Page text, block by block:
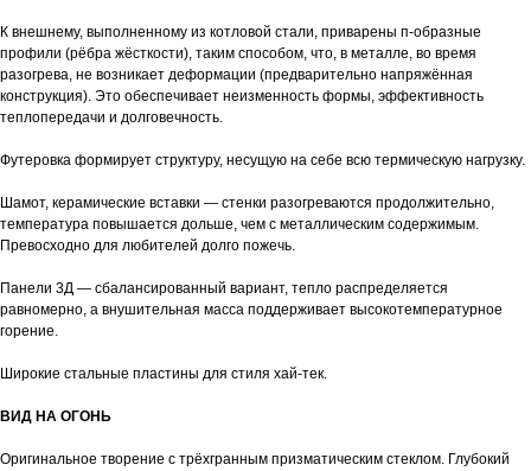
К внешнему, выполненному из котловой стали, приварены п-образные
профили (рёбра жёсткости), таким способом, что, в металле, во время
разогрева, не возникает деформации (предварительно напряжённая
конструкция). Это обеспечивает неизменность формы, эффективность
теплопередачи и долговечность.
Футеровка формирует структуру, несущую на себе всю термическую нагрузку.
Шамот, керамические вставки — стенки разогреваются продолжительно,
температура повышается дольше, чем с металлическим содержимым.
Превосходно для любителей долго пожечь.
Панели 3Д — сбалансированный вариант, тепло распределяется
равномерно, а внушительная масса поддерживает высокотемпературное
горение.
Широкие стальные пластины для стиля хай-тек.
ВИД НА ОГОНЬ
Оригинальное творение с трёхгранным призматическим стеклом. Глубокий